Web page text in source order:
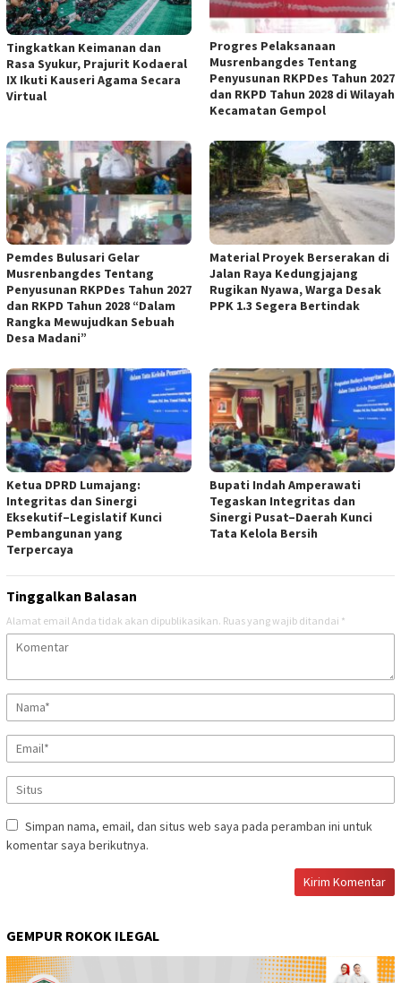
Tingkatkan Keimanan dan
Rasa Syukur, Prajurit Kodaeral
IX Ikuti Kauseri Agama Secara
Virtual
Progres Pelaksanaan
Musrenbangdes Tentang
Penyusunan RKPDes Tahun 2027
dan RKPD Tahun 2028 di Wilayah
Kecamatan Gempol
Pemdes Bulusari Gelar
Musrenbangdes Tentang
Penyusunan RKPDes Tahun 2027
dan RKPD Tahun 2028 “Dalam
Rangka Mewujudkan Sebuah
Desa Madani”
Material Proyek Berserakan di
Jalan Raya Kedungjajang
Rugikan Nyawa, Warga Desak
PPK 1.3 Segera Bertindak
Ketua DPRD Lumajang:
Integritas dan Sinergi
Eksekutif–Legislatif Kunci
Pembangunan yang
Terpercaya
Bupati Indah Amperawati
Tegaskan Integritas dan
Sinergi Pusat–Daerah Kunci
Tata Kelola Bersih
Tinggalkan Balasan
Alamat email Anda tidak akan dipublikasikan. Ruas yang wajib ditandai *
Simpan nama, email, dan situs web saya pada peramban ini untuk
komentar saya berikutnya.
GEMPUR ROKOK ILEGAL